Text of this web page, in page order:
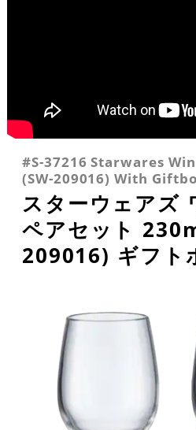
#S-37216 Starwares
(SW-209016) With
スターウェアズ
ペアセット
209016) ギフト